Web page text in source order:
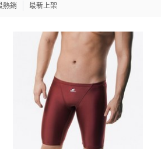
熱銷 最新上架